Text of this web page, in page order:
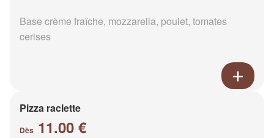
Base crème fraîche, mozzarella, poulet, tomates
cerises
Pizza raclette
Dès 11.00 €